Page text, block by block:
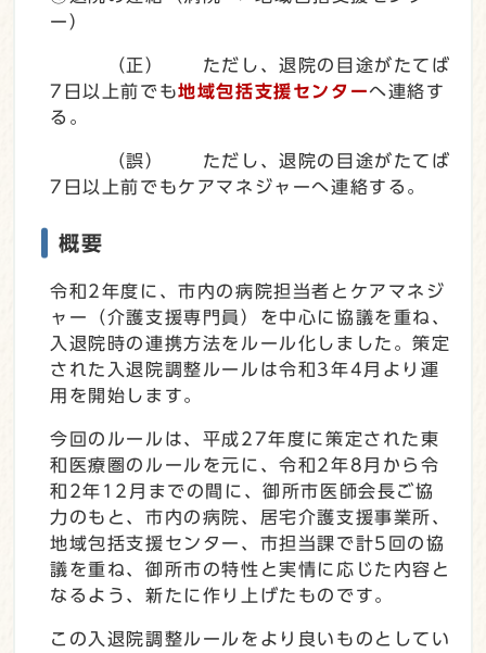
ー）
（正） ただし、退院の目途がたてば
7日以上前でも地域包括支援センターへ連絡す
る。
（誤） ただし、退院の目途がたてば
7日以上前でもケアマネジャーへ連絡する。
概要
令和2年度に、市内の病院担当者とケアマネジ
ャー（介護支援専門員）を中心に協議を重ね、
入退院時の連携方法をルール化しました。策定
された入退院調整ルールは令和3年4月より運
用を開始します。
今回のルールは、平成27年度に策定された東
和医療圏のルールを元に、令和2年8月から令
和2年12月までの間に、御所市医師会長ご協
力のもと、市内の病院、居宅介護支援事業所、
地域包括支援センター、市担当課で計5回の協
議を重ね、御所市の特性と実情に応じた内容と
なるよう、新たに作り上げたものです。
この入退院調整ルールをより良いものとしてい